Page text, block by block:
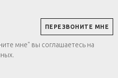
мне" вы соглашаетесь на